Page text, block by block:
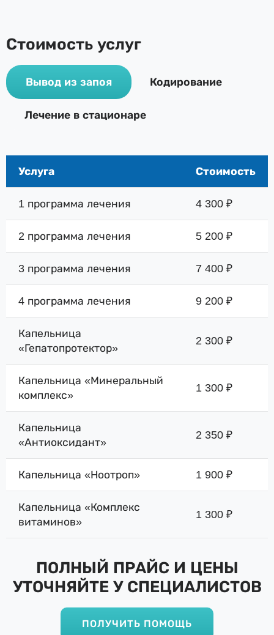
Стоимость услуг
Вывод из запоя Кодирование
Лечение в стационаре
Услуга Стоимость
1 программа лечения 4 300 ₽
2 программа лечения 5 200 ₽
3 программа лечения 7 400 ₽
4 программа лечения 9 200 ₽
Капельница
«Гепатопротектор»
2 300 ₽
Капельница «Минеральный
комплекс»
1 300 ₽
Капельница
«Антиоксидант»
2 350 ₽
Капельница «Ноотроп» 1 900 ₽
Капельница «Комплекс
витаминов»
1 300 ₽
ПОЛНЫЙ ПРАЙС И ЦЕНЫ
УТОЧНЯЙТЕ У СПЕЦИАЛИСТОВ
ПОЛУЧИТЬ ПОМОЩЬ